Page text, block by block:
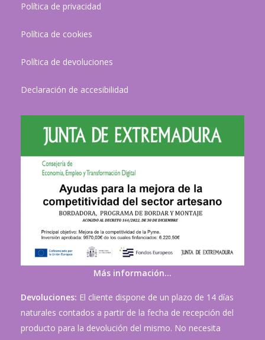
Política de privacidad
Política de cookies
Política de devoluciones
Declaración de accesibilidad
Más información…
Devoluciones: El cliente dispone de un plazo de 14 días
naturales contados a partir de la fecha de recepción del
producto para la devolución del mismo. No necesita